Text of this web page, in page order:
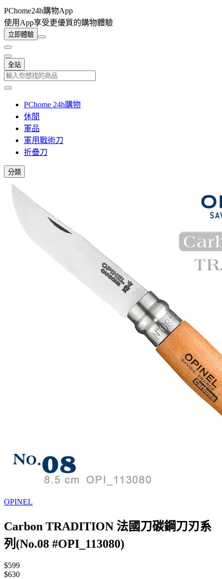
PChome24h購物App
使用App享受更優質的購物體驗
立即體驗
全站
PChome 24h購物
休閒
軍品
軍用戰術刀
折疊刀
分類
OPINEL
Carbon TRADITION 法國刀碳鋼刀刃系
列(No.08 #OPI_113080)
$599
$630